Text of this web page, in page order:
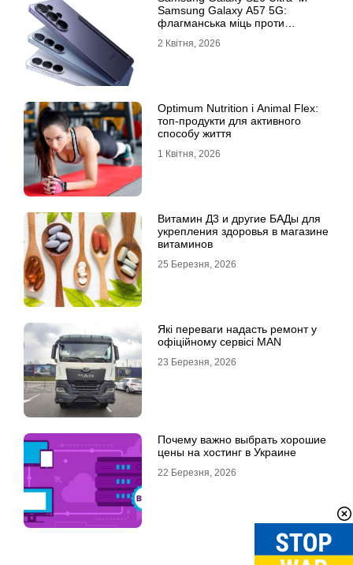
Samsung Galaxy A57 5G:
флагманська міць проти
2 Квітня, 2026
Optimum Nutrition і Animal Flex:
топ-продукти для активного
способу життя
1 Квітня, 2026
Витамин Д3 и другие БАДы для
укрепления здоровья в магазине
витаминов
25 Березня, 2026
Які переваги надасть ремонт у
офіційному сервісі MAN
23 Березня, 2026
Почему важно выбрать хорошие
цены на хостинг в Украине
22 Березня, 2026